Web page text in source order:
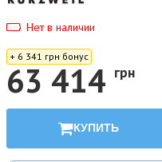
Нет в наличии
+ 6 341 грн бонус
63 414 грн
КУПИТЬ